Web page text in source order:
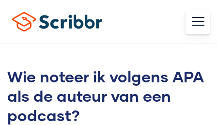
Wie noteer ik volgens APA
als de auteur van een
podcast?